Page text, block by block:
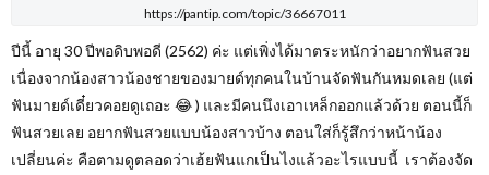
https://pantip.com/topic/36667011
ปีนี้ อายุ 30 ปีพอดิบพอดี (2562) ค่ะ แต่เพิ่งได้มาตระหนักว่าอยากฟันสวย
เนื่องจากน้องสาวน้องชายของมายด์ทุกคนในบ้านจัดฟันกันหมดเลย (แต่
ฟันมายด์เดี๋ยวคอยดูเถอะ 😂 ) และมีคนนึงเอาเหล็กออกแล้วด้วย ตอนนี้ก็
ฟันสวยเลย อยากฟันสวยแบบน้องสาวบ้าง ตอนใส่ก็รู้สึกว่าหน้าน้อง
เปลี่ยนค่ะ คือตามดูตลอดว่าเฮ้ยฟันแกเป็นไงแล้วอะไรแบบนี้ เราต้องจัด